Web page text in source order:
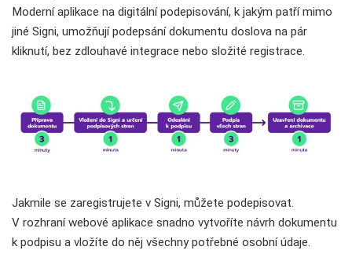
Moderní aplikace na digitální podepisování, k jakým patří mimo
jiné Signi, umožňují podepsání dokumentu doslova na pár
kliknutí, bez zdlouhavé integrace nebo složité registrace.
Jakmile se zaregistrujete v Signi, můžete podepisovat.
V rozhraní webové aplikace snadno vytvoříte návrh dokumentu
k podpisu a vložíte do něj všechny potřebné osobní údaje.